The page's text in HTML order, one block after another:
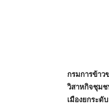
กรมการข้าว
วิสาหกิจชุม
เมืองยกระดั